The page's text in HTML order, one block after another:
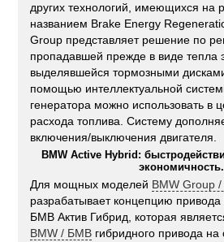
других технологий, имеющихся на
названием Brake Energy
Group представляет решение по
пропадавшей прежде в виде тепла
выделявшейся тормозными
помощью интеллектуальной
генератора можно использовать в
расхода топлива. Систему
включения/выключения двигателя.
BMW Active Hybrid:
экономичность.
Для мощных моделей BMW Group
разрабатывает концепцию
БМВ Актив Гибрид, которая
BMW / БМВ гибридного привода на